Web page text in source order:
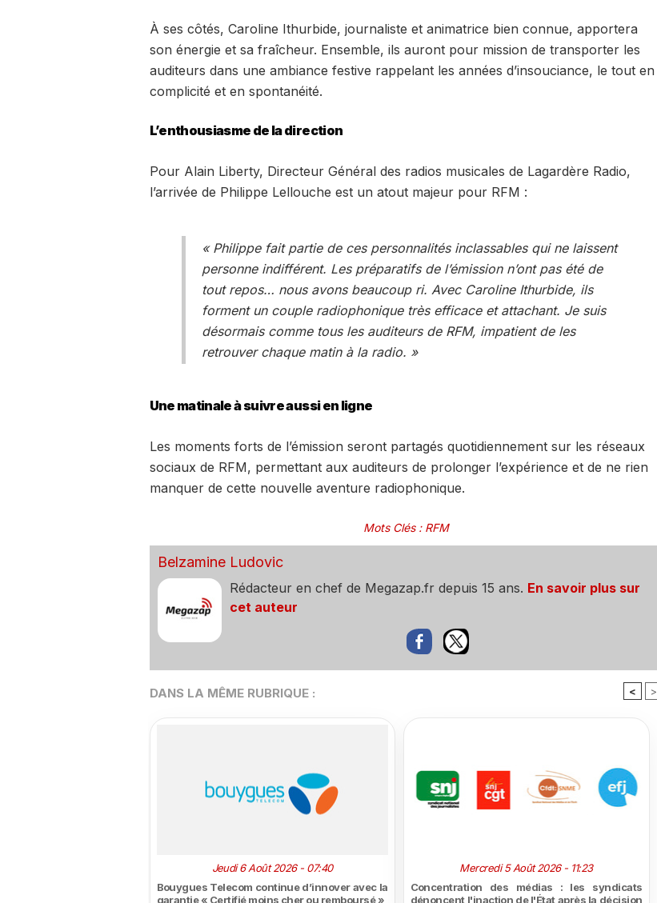
À ses côtés, Caroline Ithurbide, journaliste et animatrice bien connue, apportera
son énergie et sa fraîcheur. Ensemble, ils auront pour mission de transporter les
auditeurs dans une ambiance festive rappelant les années d’insouciance, le tout en
complicité et en spontanéité.
L’enthousiasme de la direction
Pour Alain Liberty, Directeur Général des radios musicales de Lagardère Radio,
l’arrivée de Philippe Lellouche est un atout majeur pour RFM :
« Philippe fait partie de ces personnalités inclassables qui ne laissent
personne indifférent. Les préparatifs de l’émission n’ont pas été de
tout repos… nous avons beaucoup ri. Avec Caroline Ithurbide, ils
forment un couple radiophonique très efficace et attachant. Je suis
désormais comme tous les auditeurs de RFM, impatient de les
retrouver chaque matin à la radio. »
Une matinale à suivre aussi en ligne
Les moments forts de l’émission seront partagés quotidiennement sur les réseaux
sociaux de RFM, permettant aux auditeurs de prolonger l’expérience et de ne rien
manquer de cette nouvelle aventure radiophonique.
Mots Clés: RFM
Belzamine Ludovic
Rédacteur en chef de Megazap.fr depuis 15 ans. En savoir plus sur
cet auteur
DANS LA MÊME RUBRIQUE : < >
Jeudi 6 Août 2026 - 07:40
Bouygues Telecom continue d’innover avec la
garantie « Certifié moins cher ou remboursé »
Mercredi 5 Août 2026 - 11:23
Concentration des médias : les syndicats
dénoncent l'inaction de l'État après la décision